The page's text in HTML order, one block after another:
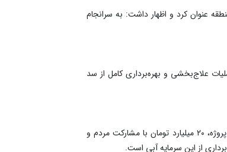
عنوان کرد و اظهار داشت: به سرانجام
علاج‌بخشی و بهره‌برداری کامل از سد
استاندار آذربایجان‌شرقی با تأکید بر اهمیت مشارکت مردمی در اجرای این طرح تصریح کرد: از مجموع ۱۴۰ میلیارد تومان اعتبار هزینه‌شده برای این پروژه، ۲۰ میلیارد تومان با مشارکت مردم و
از این سرمایه آبی است.